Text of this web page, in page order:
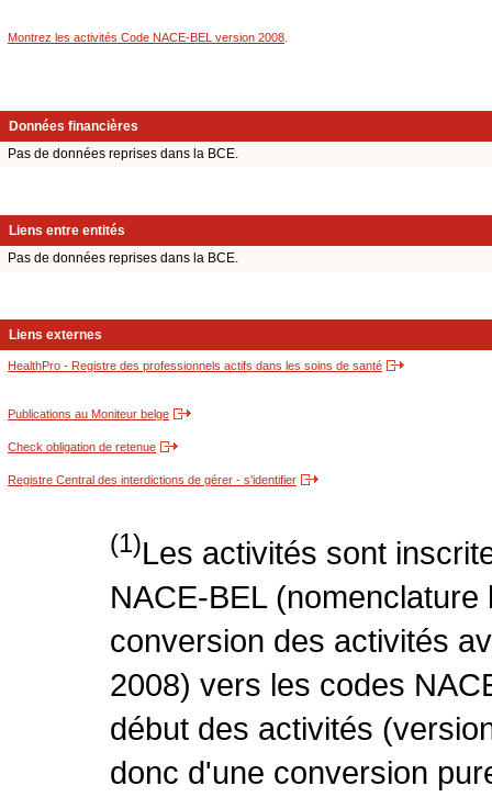
Montrez les activités Code NACE-BEL version 2008
Données financières
Pas de données reprises dans la BCE.
Liens entre entités
Pas de données reprises dans la BCE.
Liens externes
HealthPro - Registre des professionnels actifs dans les soins de santé
Publications au Moniteur belge
Check obligation de retenue
Registre Central des interdictions de gérer - s'identifier
(1)Les activités sont
NACE-BEL
conversion des activités
2008) vers les codes
début des activités
donc d'une conversion